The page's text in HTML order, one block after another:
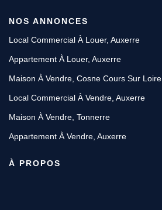
NOS ANNONCES
Local Commercial À Louer, Auxerre
Appartement À Louer, Auxerre
Maison À Vendre, Cosne Cours Sur Loire
Local Commercial À Vendre, Auxerre
Maison À Vendre, Tonnerre
Appartement À Vendre, Auxerre
À PROPOS